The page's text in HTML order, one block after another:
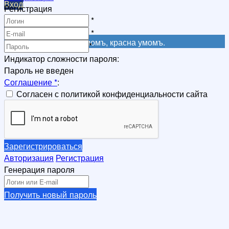
Вход
Регистрация
Регистрация
Не красна книга письмомъ, красна умомъ.
Регистрация
*
*
*
Индикатор сложности пароля:
Пароль не введен
Соглашение*:
Согласен с политикой конфиденциальности сайта
Зарегистрироваться
Авторизация Регистрация
Генерация пароля
Получить новый пароль